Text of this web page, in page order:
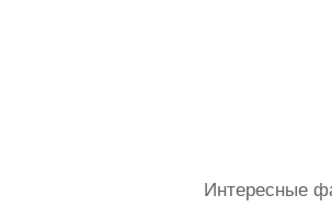
Интересные